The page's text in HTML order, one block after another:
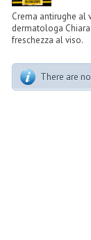
Crema antirughe al
dermatologa
freschezza al viso.
There are